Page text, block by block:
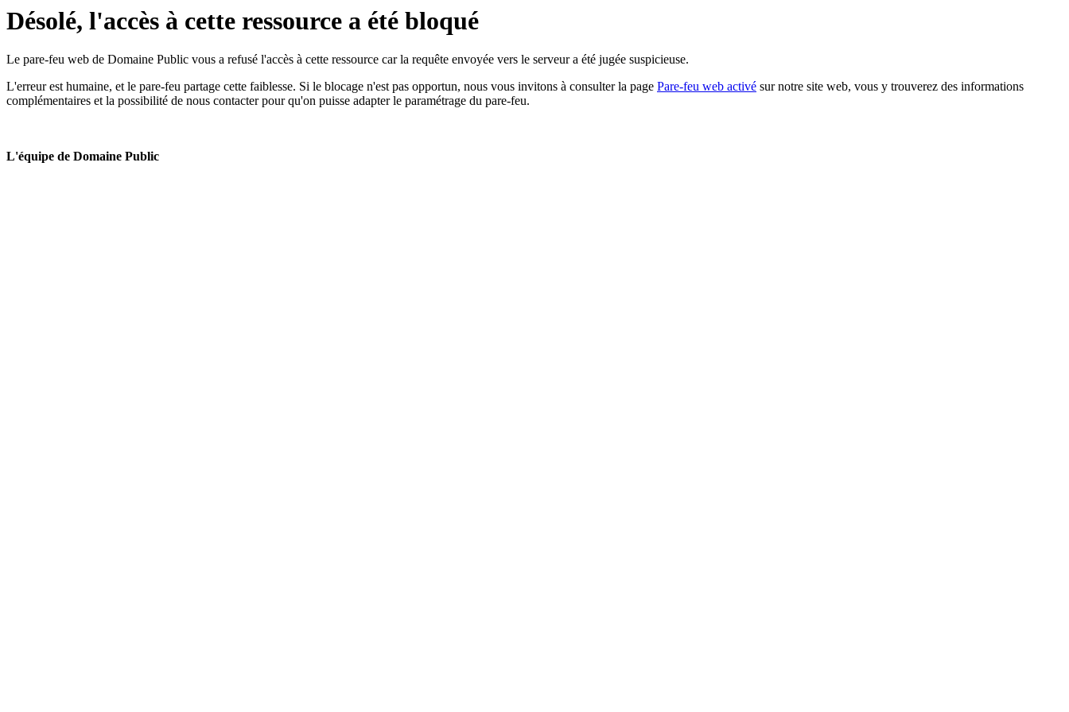
Désolé, l'accès à cette ressource a été bloqué
Le pare-feu web de Domaine Public vous a refusé l'accès à cette ressource car la requête envoyée vers le serveur a été jugée suspicieuse.
L'erreur est humaine, et le pare-feu partage cette faiblesse. Si le blocage n'est pas opportun, nous vous invitons à consulter la page Pare-feu web activé sur notre site web, vous y trouverez des informations
complémentaires et la possibilité de nous contacter pour qu'on puisse adapter le paramétrage du pare-feu.
L'équipe de Domaine Public